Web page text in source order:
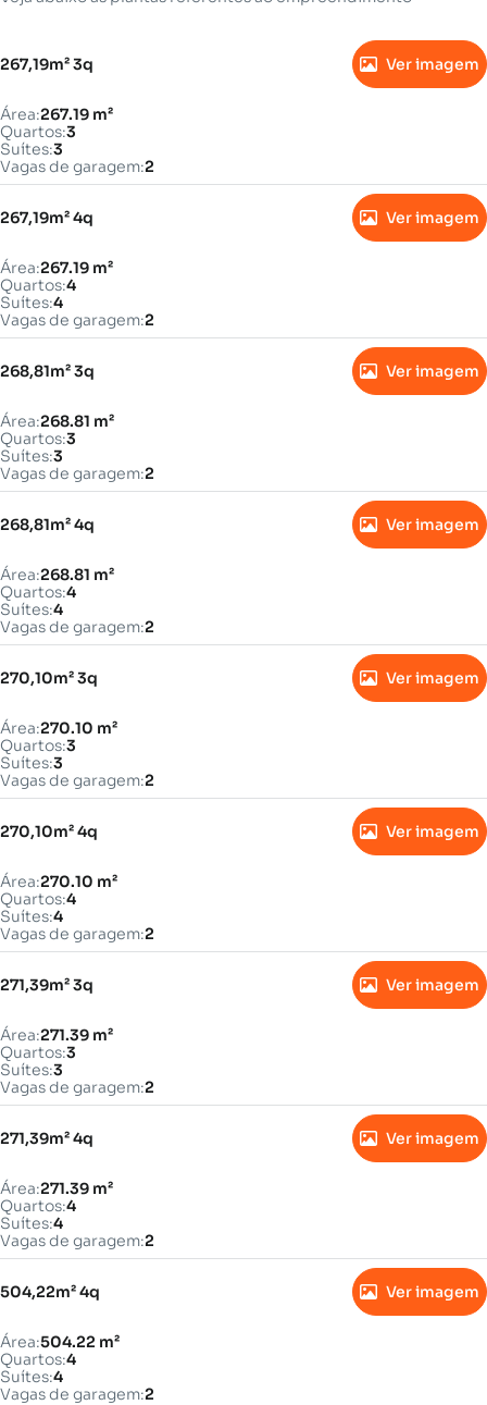
267,19m² 3q Ver imagem
Área:267.19 m²
Quartos:3
Suítes:3
Vagas de garagem:2
267,19m² 4q Ver imagem
Área:267.19 m²
Quartos:4
Suítes:4
Vagas de garagem:2
268,81m² 3q Ver imagem
Área:268.81 m²
Quartos:3
Suítes:3
Vagas de garagem:2
268,81m² 4q Ver imagem
Área:268.81 m²
Quartos:4
Suítes:4
Vagas de garagem:2
270,10m² 3q Ver imagem
Área:270.10 m²
Quartos:3
Suítes:3
Vagas de garagem:2
270,10m² 4q Ver imagem
Área:270.10 m²
Quartos:4
Suítes:4
Vagas de garagem:2
271,39m² 3q Ver imagem
Área:271.39 m²
Quartos:3
Suítes:3
Vagas de garagem:2
271,39m² 4q Ver imagem
Área:271.39 m²
Quartos:4
Suítes:4
Vagas de garagem:2
504,22m² 4q Ver imagem
Área:504.22 m²
Quartos:4
Suítes:4
Vagas de garagem:2